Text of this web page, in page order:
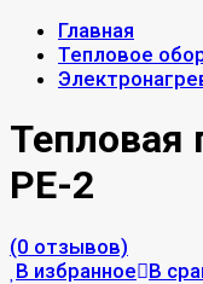
Главная
Тепловое
Тепловая
PE-2
(0 отзывов)
В избранное В